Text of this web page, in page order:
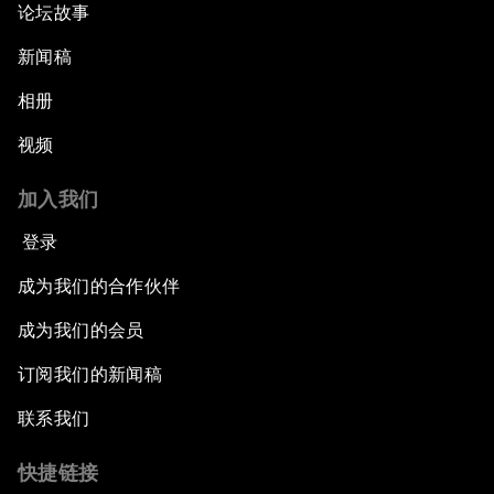
论坛故事
新闻稿
相册
视频
加入我们
登录
成为我们的合作伙伴
成为我们的会员
订阅我们的新闻稿
联系我们
快捷链接